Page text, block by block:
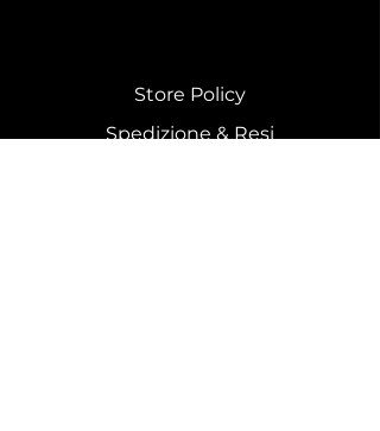
Store Policy
Spedizione & Resi